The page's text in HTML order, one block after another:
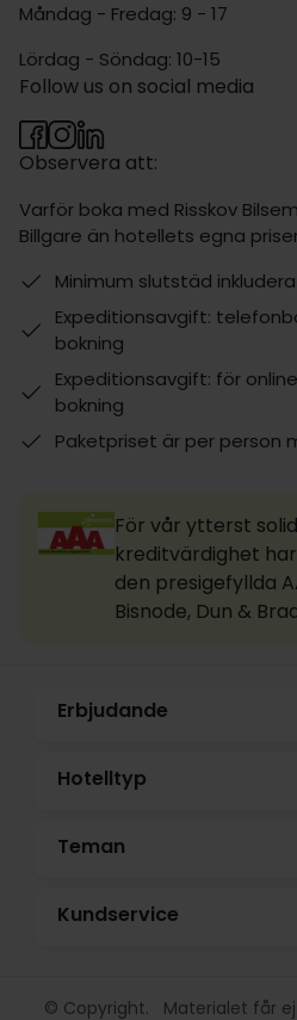
Måndag - Fredag: 9 - 17
Lördag - Söndag: 10-15
Observera att:
Varför boka med Risskov
Billgare än hotellets egna
Minimum slutstäd
Expeditionsavgift:
bokning
Expeditionsavgift: för
bokning
Paketpriset är per person
Follow us on social media
För vår ytterst
kreditvärdighet
den presigefyllda
Bisnode, Dun &
Erbjudande
Hotelltyp
Teman
Kundservice
© Copyright. Materialet får